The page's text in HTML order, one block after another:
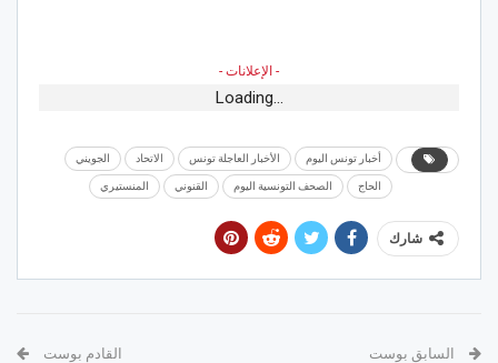
- الإعلانات -
Loading...
أخبار تونس اليوم الأخبار العاجلة تونس الاتحاد الجويني
الحاج الصحف التونسية اليوم القنوني المنستيري
شارك
السابق بوست القادم بوست